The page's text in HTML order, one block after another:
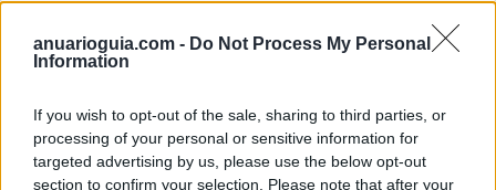
anuarioguia.com - Do Not Process My Personal
Information
If you wish to opt-out of the sale, sharing to third parties, or
processing of your personal or sensitive information for
targeted advertising by us, please use the below opt-out
section to confirm your selection. Please note that after your
985 610580
Fax
985 611009